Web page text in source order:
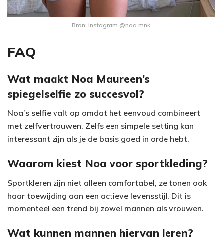
Bron: Instagram @noa.mnk
FAQ
Wat maakt Noa Maureen’s
spiegelselfie zo succesvol?
Noa’s selfie valt op omdat het eenvoud combineert
met zelfvertrouwen. Zelfs een simpele setting kan
interessant zijn als je de basis goed in orde hebt.
Waarom kiest Noa voor sportkleding?
Sportkleren zijn niet alleen comfortabel, ze tonen ook
haar toewijding aan een actieve levensstijl. Dit is
momenteel een trend bij zowel mannen als vrouwen.
Wat kunnen mannen hiervan leren?